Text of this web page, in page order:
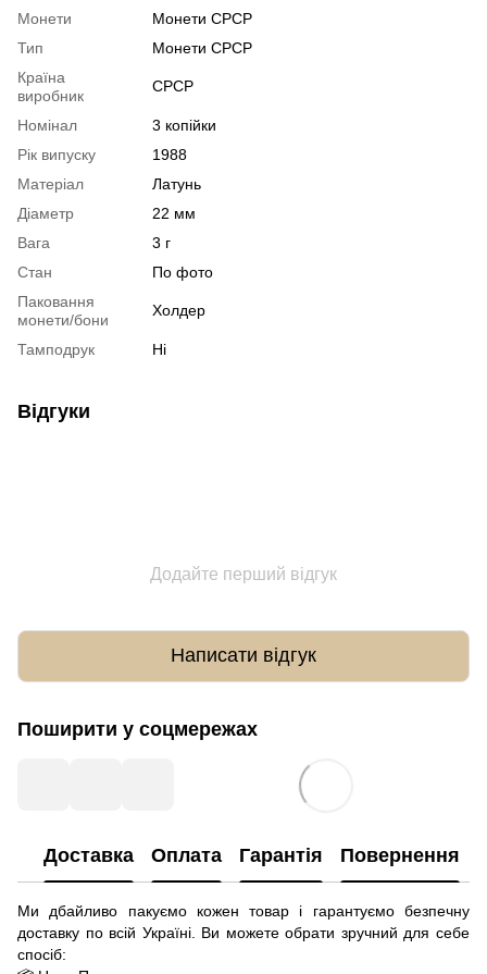
Монети
Монети СРСР
Тип
Монети СРСР
Країна
виробник
СРСР
Номінал
3 копійки
Рік випуску
1988
Матеріал
Латунь
Діаметр
22 мм
Вага
3 г
Стан
По фото
Паковання
монети/бони
Холдер
Тамподрук Ні
Відгуки
Додайте перший відгук
Написати відгук
Поширити у соцмережах
Доставка Оплата Гарантія Повернення
Ми дбайливо пакуємо кожен товар і гарантуємо безпечну
доставку по всій Україні. Ви можете обрати зручний для себе
спосіб: